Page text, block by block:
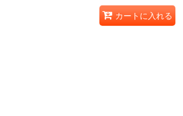
カートに入れる